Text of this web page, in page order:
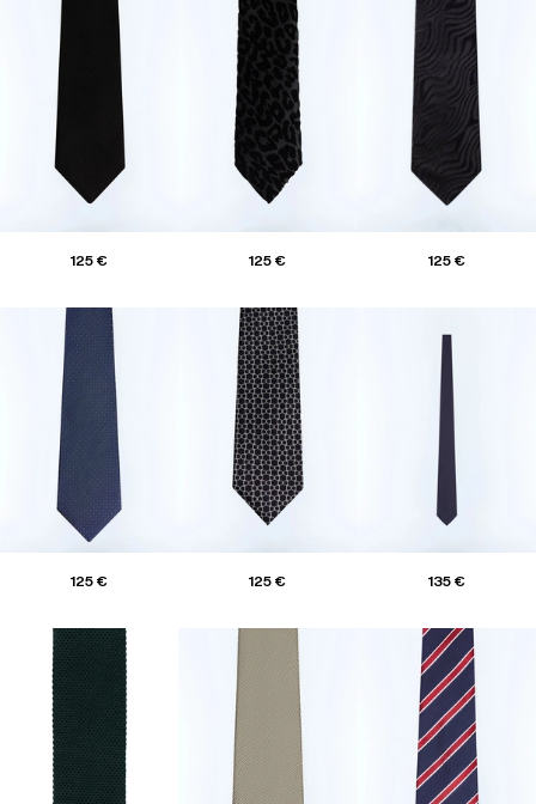
125 € 125 € 125 €
125 € 125 € 135 €